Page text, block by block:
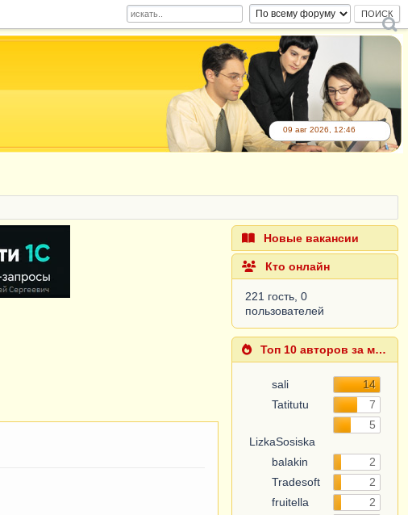
09 авг 2026, 12:46
Новые вакансии
Кто онлайн
221 гость, 0
пользователей
Топ 10 авторов за месяц
sali
14
Tatitutu
7
LizkaSosiska
5
balakin
2
Tradesoft
2
fruitella
2